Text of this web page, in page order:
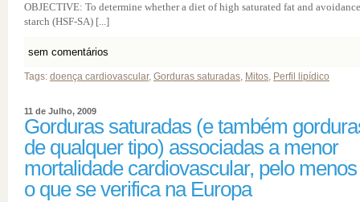
OBJECTIVE: To determine whether a diet of high saturated fat and
starch (HSF-SA) [...]
sem comentários
Tags: doença cardiovascular, Gorduras saturadas, Mitos, Perfil lipídico
11 de Julho, 2009
Gorduras saturadas (e também
de qualquer tipo) associadas a menor
mortalidade cardiovascular, pelo
o que se verifica na Europa